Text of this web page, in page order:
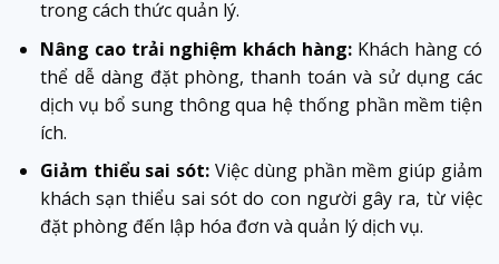
trong cách thức quản lý.
Nâng cao trải nghiệm khách hàng: Khách hàng có
thể dễ dàng đặt phòng, thanh toán và sử dụng các
dịch vụ bổ sung thông qua hệ thống phần mềm tiện
ích.
Giảm thiểu sai sót: Việc dùng phần mềm giúp giảm
khách sạn thiểu sai sót do con người gây ra, từ việc
đặt phòng đến lập hóa đơn và quản lý dịch vụ.